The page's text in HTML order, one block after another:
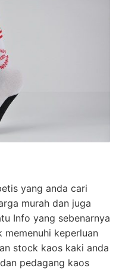
yang anda cari
murah dan juga
Info yang sebenarnya
keperluan
stock kaos kaki anda
pedagang kaos